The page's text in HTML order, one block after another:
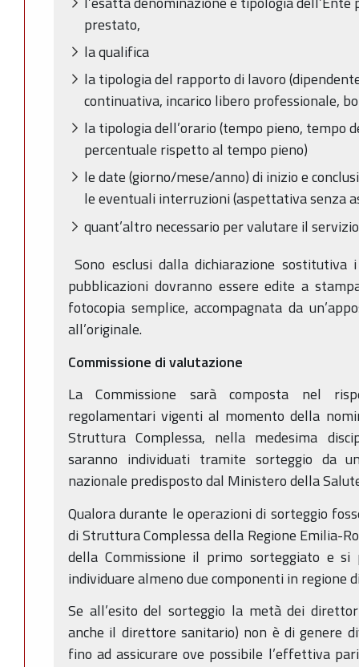
prestato,
la qualifica
la tipologia del rapporto di lavoro
continuativa, incarico libero professionale,
la tipologia dell’orario (tempo pieno,
percentuale rispetto al tempo pieno)
le date (giorno/mese/anno) di inizio e
le eventuali interruzioni (aspettativa senza
quant’altro necessario per valutare il
Sono esclusi dalla dichiarazione
pubblicazioni dovranno essere edite a
fotocopia semplice, accompagnata da
all’originale.
Commissione di valutazione
La Commissione sarà composta nel
regolamentari vigenti al momento della
Struttura Complessa, nella medesima
saranno individuati tramite sorteggio da
nazionale predisposto dal Ministero della
Qualora durante le operazioni di sorteggio
di Struttura Complessa della Regione Emilia-
della Commissione il primo sorteggiato e si
individuare almeno due componenti in regione
Se all’esito del sorteggio la metà dei
anche il direttore sanitario) non è di genere
fino ad assicurare ove possibile l’effettiva